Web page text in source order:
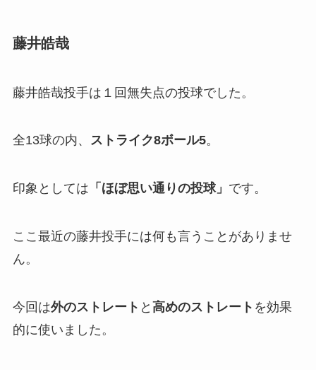
藤井皓哉
藤井皓哉投手は１回無失点の投球でした。
全13球の内、 ストライク8ボール5。
印象としては 「ほぼ思い通りの投球」 です。
ここ最近の藤井投手には何も言うことがありませ
ん。
今回は外のストレート と 高めのストレート を効果
的に使いました。